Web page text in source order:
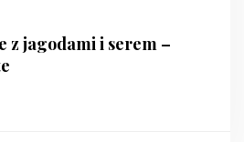
z jagodami i serem –